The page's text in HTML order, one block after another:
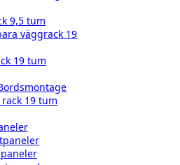
9,5 tum
väggrack 19
19 tum
19 tum